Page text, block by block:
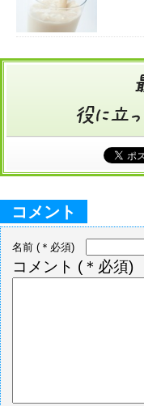
コメント
名前 (＊必須)
コメント (＊必須)